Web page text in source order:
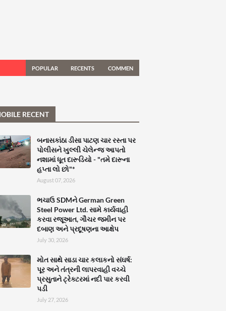
POPULAR RECENTS COMMEN
RECENT
બનાસકાંઠા ડીસા પાટણ ચાર રસ્તા પર
પોલીસને ખુલ્લી ચેલેન્જ આપતો
નશામાં ધૂત દારૂડિયો - "તમે દારૂના
હપ્તા લો છો"*
August 07, 2026
ભચાઉ SDMને German Green
Steel Power Ltd. સામે કાર્યવાહી
કરવા રજૂઆત, ગૌચર જમીન પર
દબાણ અને પ્રદૂષણના આક્ષેપ
July 30, 2026
મોત સાથે સાડા ચાર કલાકનો સંઘર્ષ:
પૂર અને તંત્રની લાપરવાહી વચ્ચે
પ્રસુતાને ટ્રેક્ટરમાં નદી પાર કરવી
પડી
July 27, 2026